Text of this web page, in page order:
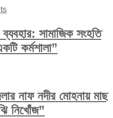
সামাজিক সংহতি
কর্মশালা”
নাফ নদীর মোহনায় মাছ
নিখোঁজ”